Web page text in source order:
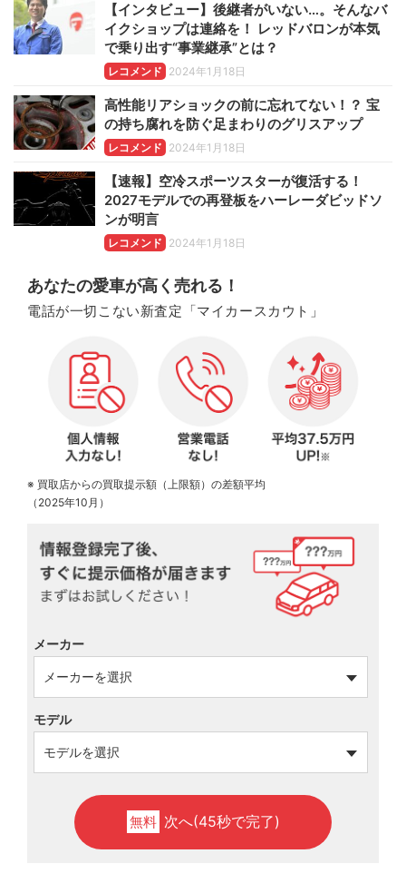
【インタビュー】後継者がいない…。そんなバ
イクショップは連絡を！ レッドバロンが本気
で乗り出す“事業継承”とは？
レコメンド 2024年1月18日
高性能リアショックの前に忘れてない！？ 宝
の持ち腐れを防ぐ足まわりのグリスアップ
レコメンド 2024年1月18日
【速報】空冷スポーツスターが復活する！
2027モデルでの再登板をハーレーダビッドソ
ンが明言
レコメンド 2024年1月18日
あなたの愛車が高く売れる！
電話が一切こない新査定「マイカースカウト」
※ 買取店からの買取提示額（上限額）の差額平均
（2025年10月）
メーカー
モデル
無料 次へ(45秒で完了)